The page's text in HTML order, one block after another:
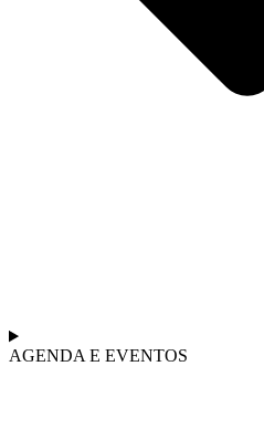
AGENDA E EVENTOS